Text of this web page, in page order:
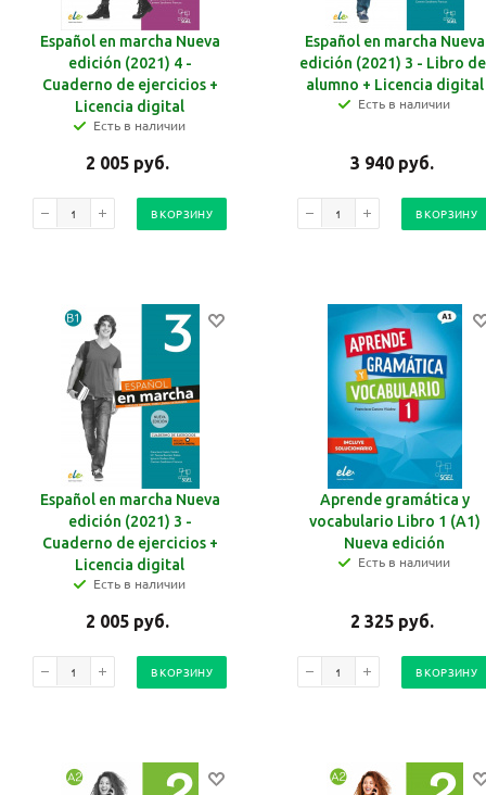
Español en marcha Nueva
edición (2021) 4 -
Cuaderno de ejercicios +
Licencia digital
Есть в наличии
2 005 руб.
В КОРЗИНУ
Español en marcha Nueva
edición (2021) 3 - Libro
alumno + Licencia digital
Есть в наличии
3 940 руб.
В КОРЗИНУ
Español en marcha Nueva
edición (2021) 3 -
Cuaderno de ejercicios +
Licencia digital
Есть в наличии
2 005 руб.
В КОРЗИНУ
Aprende gramática y
vocabulario Libro 1 (A1)
Nueva edición
Есть в наличии
2 325 руб.
В КОРЗИНУ